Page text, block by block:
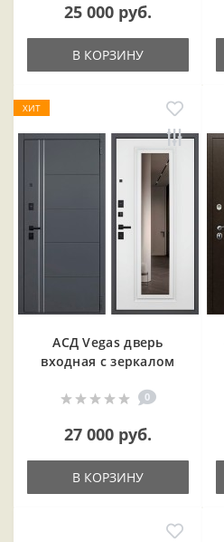
25 000 руб.
В КОРЗИНУ
ХИТ
АСД Vegas дверь
входная с зеркалом
0
27 000 руб.
В КОРЗИНУ